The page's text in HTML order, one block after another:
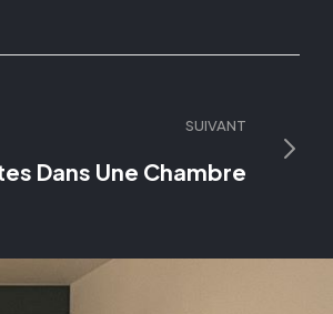
SUIVANT
Dans Une Chambre